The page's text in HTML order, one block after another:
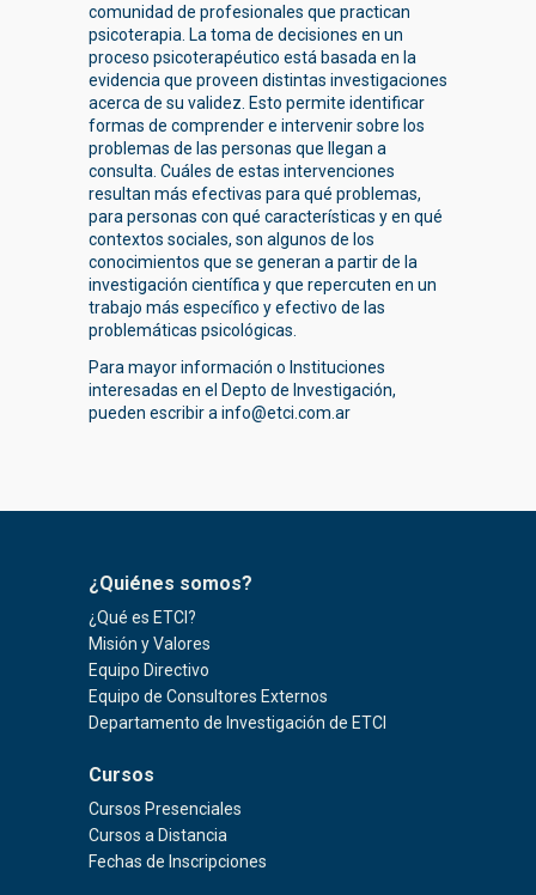
comunidad de profesionales que practican
psicoterapia. La toma de decisiones en un
proceso psicoterapéutico está basada en la
evidencia que proveen distintas investigaciones
acerca de su validez. Esto permite identificar
formas de comprender e intervenir sobre los
problemas de las personas que llegan a
consulta. Cuáles de estas intervenciones
resultan más efectivas para qué problemas,
para personas con qué características y en qué
contextos sociales, son algunos de los
conocimientos que se generan a partir de la
investigación científica y que repercuten en un
trabajo más específico y efectivo de las
problemáticas psicológicas.
Para mayor información o Instituciones
interesadas en el Depto de Investigación,
pueden escribir a info@etci.com.ar
¿Quiénes somos?
¿Qué es ETCI?
Misión y Valores
Equipo Directivo
Equipo de Consultores Externos
Departamento de Investigación de ETCI
Cursos
Cursos Presenciales
Cursos a Distancia
Fechas de Inscripciones